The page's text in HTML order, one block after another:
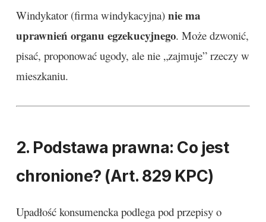
Windykator (firma windykacyjna) nie ma
uprawnień organu egzekucyjnego. Może dzwonić,
pisać, proponować ugody, ale nie „zajmuje” rzeczy w
mieszkaniu.
2. Podstawa prawna: Co jest
chronione? (Art. 829 KPC)
Upadłość konsumencka podlega pod przepisy o